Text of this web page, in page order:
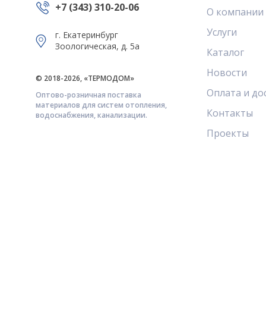
+7 (343) 310-20-06
г. Екатеринбург
Зоологическая, д. 5а
© 2018-2026, «ТЕРМОДОМ»
Оптово-розничная поставка
материалов для систем отопления,
водоснабжения, канализации.
О компании
Услуги
Каталог
Новости
Оплата и
Контакты
Проекты